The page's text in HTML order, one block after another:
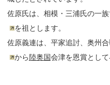
佐原氏は、相模・三浦氏の一族
を祖とします。
佐原義連は、平家追討、奥州合
から陸奥国会津を恩賞として